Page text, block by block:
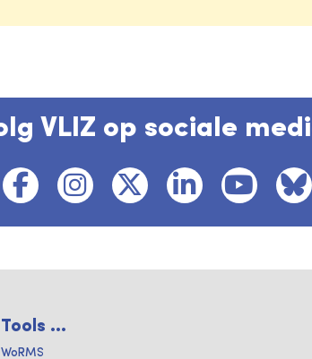
VLIZ op sociale
Tools ...
WoRMS